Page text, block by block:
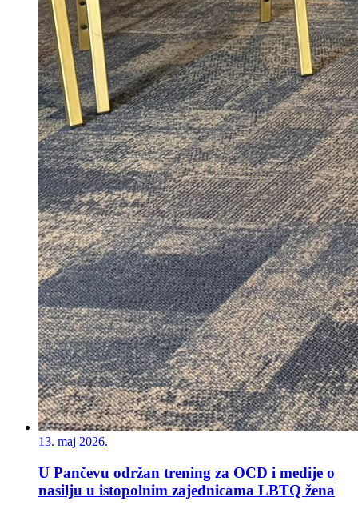
13. maj 2026.
U Pančevu održan trening za OCD i medije o
nasilju u istopolnim zajednicama LBTQ žena